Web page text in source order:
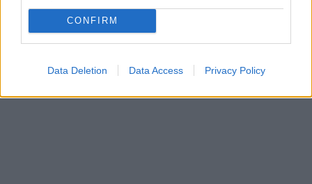
CONFIRM
Data Deletion Data Access Privacy Policy